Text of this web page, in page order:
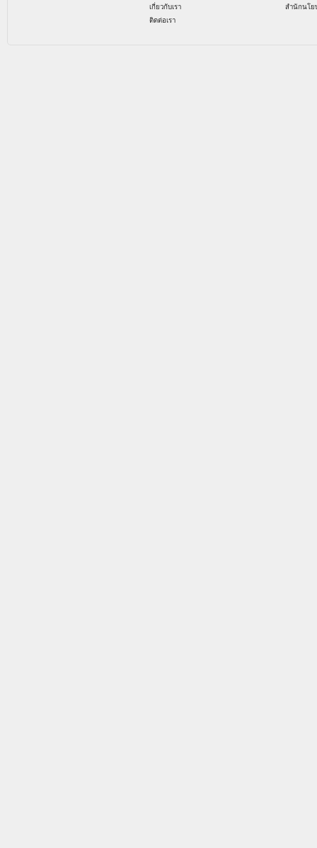
เกี่ยวกับเรา
ติดต่อเรา
สำนักนโย